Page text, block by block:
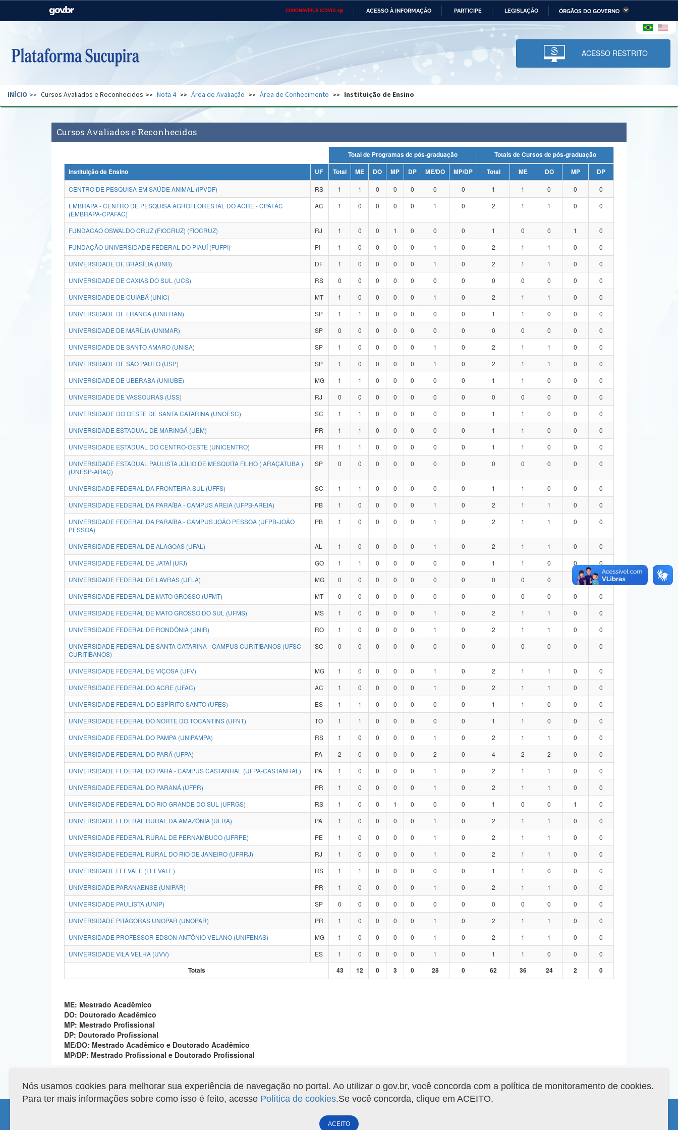
CORONAVÍRUS (COVID-19) ACESSO À INFORMAÇÃO PARTICIPE LEGISLAÇÃO ÓRGÃOS DO GOVERNO
Casa Civil Ministério das Relações Ministério da Economia Ministério da Infraestrutura
Pecuária e Abastecimento
Ministério da Ciência,
Tecnologia, Inovações e
Comunicações
Ministério do Desenvolvimento
Regional e dos Direitos Humanos
Secretaria de Governo Gabinete de Segurança Advocacia-Geral da União Banco Central do Brasil Planalto
ACESSO RESTRITO
INÍCIO Cursos Avaliados e Reconhecidos Nota 4 Área de Avaliação Área de Conhecimento Instituição de Ensino
Cursos Avaliados e Reconhecidos
Total de Programas de pós-graduação
Totais de Cursos de pós-graduação
Instituição de Ensino
UF Total ME DO MP DP ME/DO MP/DP Total ME DO MP
DP
CENTRO DE PESQUISA EM SAÚDE ANIMAL (IPVDF)
RS 1 1 0 0 0 0 0 1 1 0 0
0
EMBRAPA - CENTRO DE PESQUISA AGROFLORESTAL DO ACRE - CPAFAC
(EMBRAPA-CPAFAC)
AC 1 0 0 0 0 1 0 2 1 1 0 0
FUNDACAO OSWALDO CRUZ (FIOCRUZ) (FIOCRUZ) RJ 1 0 0 1 0 0 0 1 0 0 1
0
FUNDAÇÃO UNIVERSIDADE FEDERAL DO PIAUÍ (FUFPI)
PI 1 0 0 0 0 1 0 2 1 1 0
0
UNIVERSIDADE DE BRASÍLIA (UNB)
DF 1 0 0 0 0 1 0 2 1 1 0
0
UNIVERSIDADE DE CAXIAS DO SUL (UCS)
RS 0 0 0 0 0 0 0 0 0 0 0
0
UNIVERSIDADE DE CUIABÁ (UNIC)
MT 1 0 0 0 0 1 0 2 1 1 0
0
UNIVERSIDADE DE FRANCA (UNIFRAN)
SP 1 1 0 0 0 0 0 1 1 0 0
0
UNIVERSIDADE DE MARÍLIA (UNIMAR)
SP 0 0 0 0 0 0 0 0 0 0 0
0
UNIVERSIDADE DE SANTO AMARO (UNISA)
SP 1 0 0 0 0 1 0 2 1 1 0
0
UNIVERSIDADE DE SÃO PAULO (USP)
SP 1 0 0 0 0 1 0 2 1 1 0
0
UNIVERSIDADE DE UBERABA (UNIUBE)
MG 1 1 0 0 0 0 0 1 1 0 0
0
UNIVERSIDADE DE VASSOURAS (USS)
RJ 0 0 0 0 0 0 0 0 0 0 0
0
UNIVERSIDADE DO OESTE DE SANTA CATARINA (UNOESC)
SC 1 1 0 0 0 0 0 1 1 0 0
0
UNIVERSIDADE ESTADUAL DE MARINGÁ (UEM)
PR 1 1 0 0 0 0 0 1 1 0 0
0
UNIVERSIDADE ESTADUAL DO CENTRO-OESTE (UNICENTRO)
PR 1 1 0 0 0 0 0 1 1 0 0
0
UNIVERSIDADE ESTADUAL PAULISTA JÚLIO DE MESQUITA FILHO ( ARAÇATUBA )
(UNESP-ARAÇ)
SP 0 0 0 0 0 0 0 0 0 0 0 0
UNIVERSIDADE FEDERAL DA FRONTEIRA SUL (UFFS) SC 1 1 0 0 0 0 0 1 1 0 0
0
UNIVERSIDADE FEDERAL DA PARAÍBA - CAMPUS AREIA (UFPB-AREIA)
PB 1 0 0 0 0 1 0 2 1 1 0
0
UNIVERSIDADE FEDERAL DA PARAÍBA - CAMPUS JOÃO PESSOA (UFPB-JOÃO
PESSOA)
PB 1 0 0 0 0 1 0 2 1 1 0 0
UNIVERSIDADE FEDERAL DE ALAGOAS (UFAL) AL 1 0 0 0 0 1 0 2 1 1 0
0
UNIVERSIDADE FEDERAL DE JATAÍ (UFJ)
GO 1 1 0 0 0 0 0 1 1 0 0
0
UNIVERSIDADE FEDERAL DE LAVRAS (UFLA)
MG 0 0 0 0 0 0 0 0 0 0
0
UNIVERSIDADE FEDERAL DE MATO GROSSO (UFMT)
MT 0 0 0 0 0 0 0 0 0 0 0
0
UNIVERSIDADE FEDERAL DE MATO GROSSO DO SUL (UFMS)
MS 1 0 0 0 0 1 0 2 1 1 0
0
UNIVERSIDADE FEDERAL DE RONDÔNIA (UNIR)
RO 1 0 0 0 0 1 0 2 1 1 0
0
UNIVERSIDADE FEDERAL DE SANTA CATARINA - CAMPUS CURITIBANOS (UFSC-
CURITIBANOS)
SC 0 0 0 0 0 0 0 0 0 0 0 0
UNIVERSIDADE FEDERAL DE VIÇOSA (UFV) MG 1 0 0 0 0 1 0 2 1 1 0
0
UNIVERSIDADE FEDERAL DO ACRE (UFAC)
AC 1 0 0 0 0 1 0 2 1 1 0
0
UNIVERSIDADE FEDERAL DO ESPÍRITO SANTO (UFES)
ES 1 1 0 0 0 0 0 1 1 0 0
0
UNIVERSIDADE FEDERAL DO NORTE DO TOCANTINS (UFNT)
TO 1 1 0 0 0 0 0 1 1 0 0
0
UNIVERSIDADE FEDERAL DO PAMPA (UNIPAMPA)
RS 1 0 0 0 0 1 0 2 1 1 0
0
UNIVERSIDADE FEDERAL DO PARÁ (UFPA)
PA 2 0 0 0 0 2 0 4 2 2 0
0
UNIVERSIDADE FEDERAL DO PARÁ - CAMPUS CASTANHAL (UFPA-CASTANHAL)
PA 1 0 0 0 0 1 0 2 1 1 0
0
UNIVERSIDADE FEDERAL DO PARANÁ (UFPR)
PR 1 0 0 0 0 1 0 2 1 1 0
0
UNIVERSIDADE FEDERAL DO RIO GRANDE DO SUL (UFRGS)
RS 1 0 0 1 0 0 0 1 0 0 1
0
UNIVERSIDADE FEDERAL RURAL DA AMAZÔNIA (UFRA)
PA 1 0 0 0 0 1 0 2 1 1 0
0
UNIVERSIDADE FEDERAL RURAL DE PERNAMBUCO (UFRPE)
PE 1 0 0 0 0 1 0 2 1 1 0
0
UNIVERSIDADE FEDERAL RURAL DO RIO DE JANEIRO (UFRRJ)
RJ 1 0 0 0 0 1 0 2 1 1 0
0
UNIVERSIDADE FEEVALE (FEEVALE)
RS 1 1 0 0 0 0 0 1 1 0 0
0
UNIVERSIDADE PARANAENSE (UNIPAR)
PR 1 0 0 0 0 1 0 2 1 1 0
0
UNIVERSIDADE PAULISTA (UNIP)
SP 0 0 0 0 0 0 0 0 0 0 0
0
UNIVERSIDADE PITÁGORAS UNOPAR (UNOPAR)
PR 1 0 0 0 0 1 0 2 1 1 0
0
UNIVERSIDADE PROFESSOR EDSON ANTÔNIO VELANO (UNIFENAS)
MG 1 0 0 0 0 1 0 2 1 1 0
0
UNIVERSIDADE VILA VELHA (UVV)
ES 1 0 0 0 0 1 0 1 1 0 0
0
Totais
43 12 0 3 0 28 0 62 36 24 2 0
ME: Mestrado Acadêmico
DO: Doutorado Acadêmico
MP: Mestrado Profissional
DP: Doutorado Profissional
ME/DO: Mestrado Acadêmico e Doutorado Acadêmico
MP/DP: Mestrado Profissional e Doutorado Profissional
Gerar arquivo XLS
Nós usamos cookies para melhorar sua experiência de navegação no portal. Ao utilizar o gov.br, você concorda com a política de monitoramento de cookies.
Para ter mais informações sobre como isso é feito, acesse Política de cookies.Se você concorda, clique em ACEITO.
ACEITO